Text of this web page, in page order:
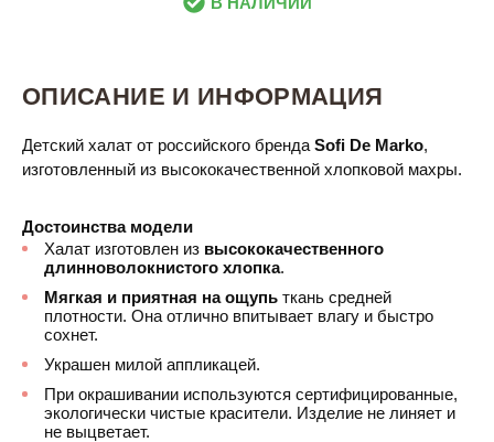
ОПИСАНИЕ И ИНФОРМАЦИЯ
Детский халат от российского бренда Sofi De Marko,
изготовленный из высококачественной хлопковой махры.
Достоинства модели
Халат изготовлен из высококачественного
длинноволокнистого хлопка.
Мягкая и приятная на ощупь ткань средней
плотности. Она отлично впитывает влагу и быстро
сохнет.
Украшен милой аппликацей.
При окрашивании используются сертифицированные,
экологически чистые красители. Изделие не линяет и
не выцветает.